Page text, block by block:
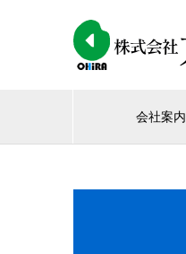
会社案内